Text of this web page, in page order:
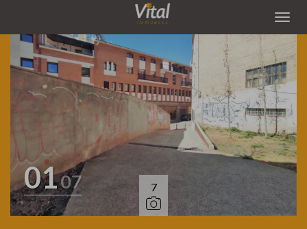
0107 7